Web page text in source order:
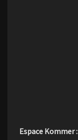
Espace Kommer :